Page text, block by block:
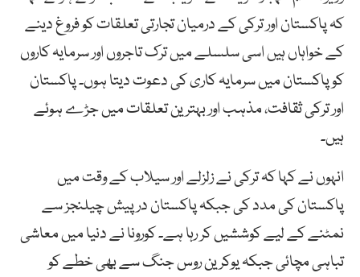
کہ پاکستان اور ترکی کے درمیان تجارتی تعلقات کو فروغ دینے
کے خواہاں ہیں اسی سلسلے میں ترک تاجروں اور سرمایہ کاروں
کو پاکستان میں سرمایہ کاری کی دعوت دیتا ہوں۔ پاکستان
اور ترکی ثقافت، مذہب اور بہترین تعلقات میں جڑے ہوئے
ہیں۔
انہوں نے کہا کہ ترکی نے زلزلے اور سیلاب کے وقت میں
پاکستان کی مدد کی جبکہ پاکستان درپیش چیلنجز سے
نمٹنے کے لیے کوششیں کر رہا ہے۔ کورونا نے دنیا میں معاشی
تباہی مچائی جبکہ یوکرین روس جنگ سے بھی خطے کو